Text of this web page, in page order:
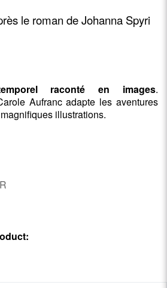
le roman de Johanna Spyri
raconté en images.
Aufranc adapte les aventures
illustrations.